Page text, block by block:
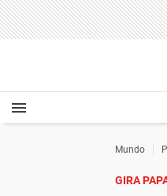
Mundo
GIRA